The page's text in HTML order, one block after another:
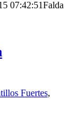
07:42:51Falda
Fuertes,